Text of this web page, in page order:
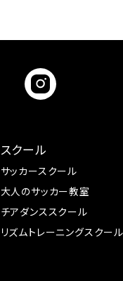
スクール
サッカースクール
大人のサッカー教室
チアダンススクール
リズムトレーニングスクール